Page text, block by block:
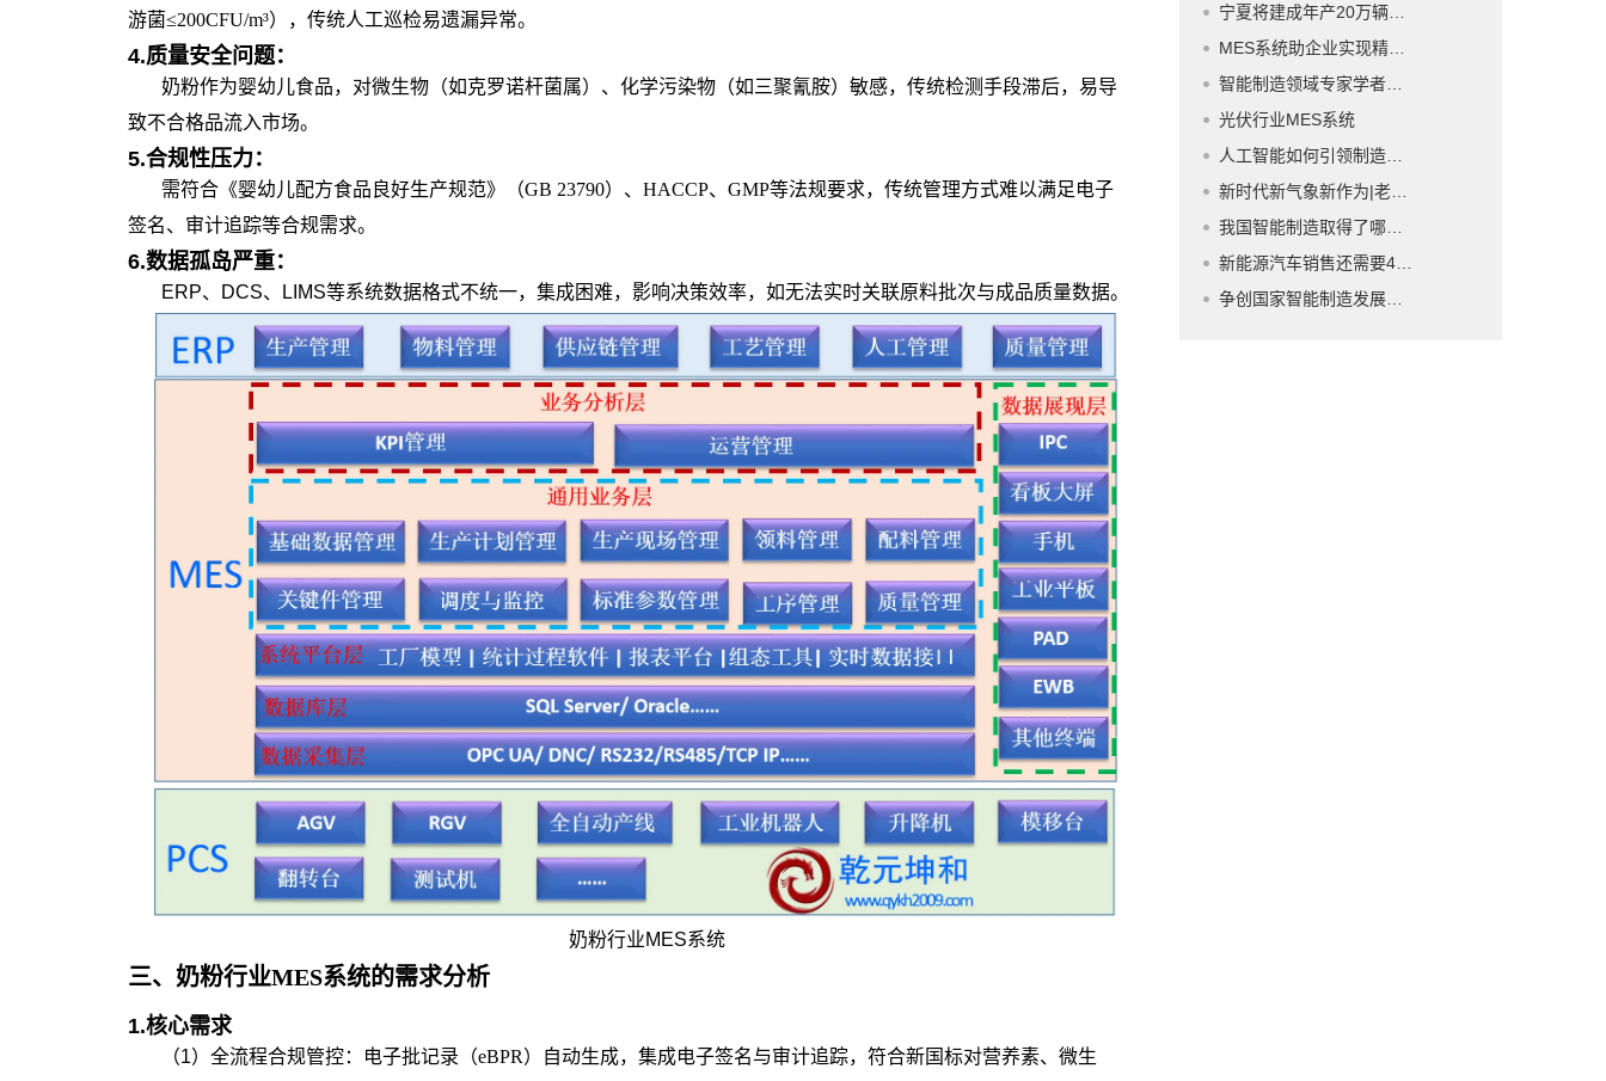
游菌≤200CFU/m³），传统人工巡检易遗漏异常。
4.质量安全问题：
奶粉作为婴幼儿食品，对微生物（如克罗诺杆菌属）、化学污染物（如三聚氰胺）敏感，传统检测手段滞后，易导
致不合格品流入市场。
5.合规性压力：
需符合《婴幼儿配方食品良好生产规范》（GB 23790）、HACCP、GMP等法规要求，传统管理方式难以满足电子
签名、审计追踪等合规需求。
6.数据孤岛严重：
ERP、DCS、LIMS等系统数据格式不统一，集成困难，影响决策效率，如无法实时关联原料批次与成品质量数据。
奶粉行业MES系统
三、 奶粉行业MES系统的需求分析
1.核心需求
（1）全流程合规管控：电子批记录（eBPR）自动生成，集成电子签名与审计追踪，符合新国标对营养素、微生
宁夏将建成年产20万辆新能源乘用车生产基地
MES系统助企业实现精益生产的最佳实践
智能制造领域专家学者核心建议总结
光伏行业MES系统
人工智能如何引领制造业新高地
新时代新气象新作为|老工业基地告别大老粗——辽宁从传统制造向智能制造迈进
我国智能制造取得了哪些成果？
新能源汽车销售还需要4S店吗
争创国家智能制造发展新高地